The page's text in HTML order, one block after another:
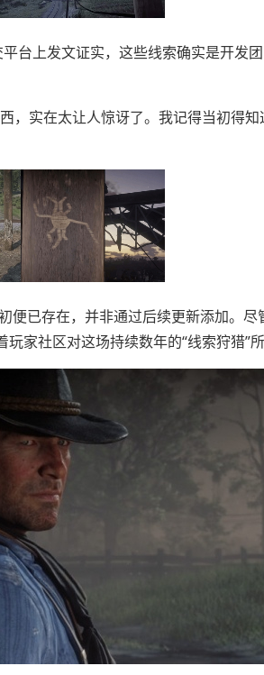
上发文证实，这些线索确实是开发团
实在太让人惊讶了。我记得当初得知
存在，并非通过后续更新添加。尽
家社区对这场持续数年的“线索狩猎”所